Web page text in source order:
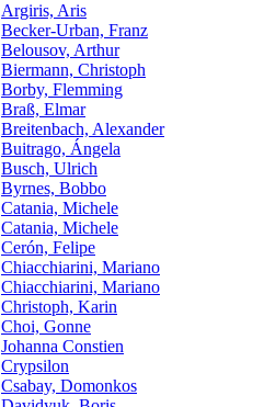
Argiris, Aris
Becker-Urban, Franz
Belousov, Arthur
Biermann, Christoph
Borby, Flemming
Braß, Elmar
Breitenbach, Alexander
Buitrago, Ángela
Busch, Ulrich
Byrnes, Bobbo
Catania, Michele
Catania, Michele
Cerón, Felipe
Chiacchiarini, Mariano
Chiacchiarini, Mariano
Christoph, Karin
Choi, Gonne
Johanna Constien
Crypsilon
Csabay, Domonkos